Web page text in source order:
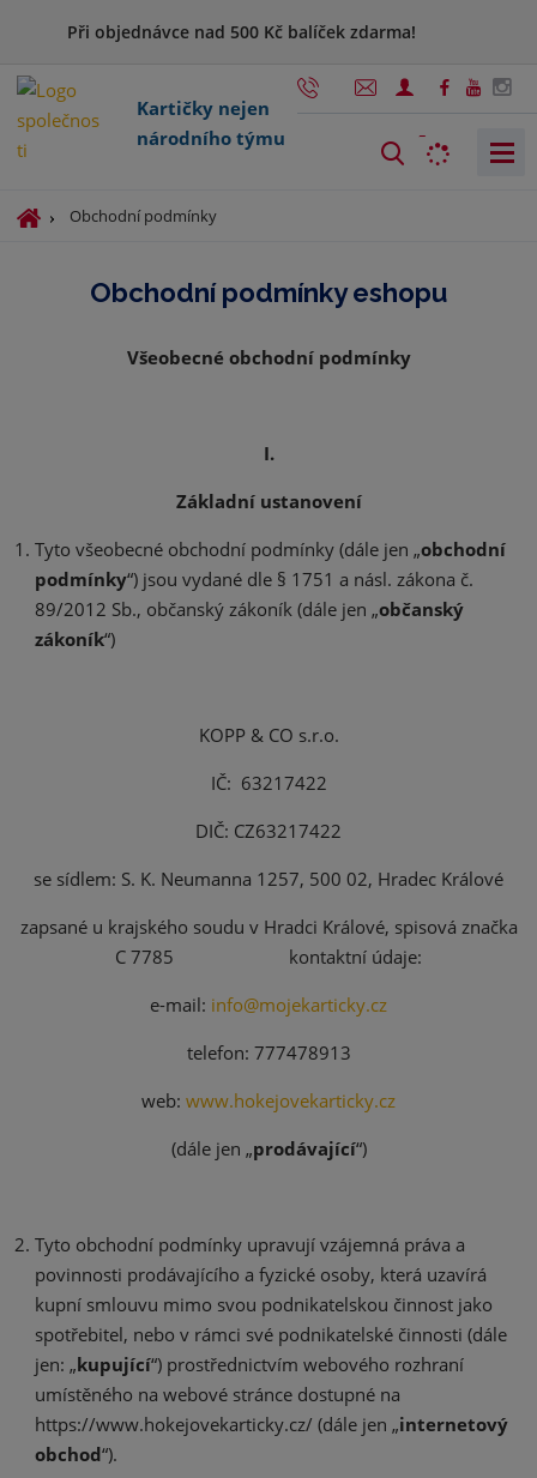
Při objednávce nad 500 Kč balíček zdarma!
Kartičky nejen
národního týmu
d
t
Ú
Obchodní podmínky
Obchodní podmínky eshopu
Všeobecné obchodní podmínky
I.
Základní ustanovení
Tyto všeobecné obchodní podmínky (dále jen „obchodní
podmínky“) jsou vydané dle § 1751 a násl. zákona č.
89/2012 Sb., občanský zákoník (dále jen „občanský
zákoník“)
KOPP & CO s.r.o.
IČ: 63217422
DIČ: CZ63217422
se sídlem: S. K. Neumanna 1257, 500 02, Hradec Králové
zapsané u krajského soudu v Hradci Králové, spisová značka
C 7785 kontaktní údaje:
e-mail: info@mojekarticky.cz
telefon: 777478913
web: www.hokejovekarticky.cz
(dále jen „prodávající“)
Tyto obchodní podmínky upravují vzájemná práva a
povinnosti prodávajícího a fyzické osoby, která uzavírá
kupní smlouvu mimo svou podnikatelskou činnost jako
spotřebitel, nebo v rámci své podnikatelské činnosti (dále
jen: „kupující“) prostřednictvím webového rozhraní
umístěného na webové stránce dostupné na
https://www.hokejovekarticky.cz/ (dále jen „internetový
obchod“).